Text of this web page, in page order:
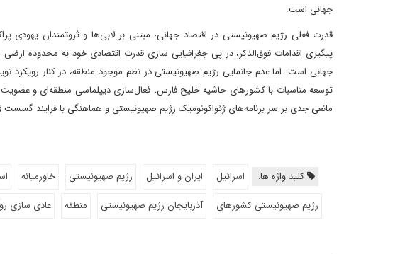
جهانی است.
قدرت فعلی رژیم صهیونیستی در اقتصاد جهانی، مبتنی بر لابی‌ها و ثروتمندان یهودی
پیگیری اقدامات فوق‌الذکر، در پی جغرافیایی سازی قدرت اقتصادی خود به محدوده ارضی
جهانی است. اما عدم جانمایی رژیم صهیونیستی در نظم موجود منطقه، در کنار رویکرد
توسعه مناسبات با کشورهای حاشیه خلیج فارس، فعال‌سازی دیپلماسی منطقه‌ای و عضویت
مانعی جدی بر سر برنامه‌های ژئواکونومیک رژیم صهیونیستی و هماهنگی با فرایند
کلید واژه ها: اسرائیل ایران و اسرائیل رژیم صهیونیستی خاورمیانه
رژیم صهیونیستی کشورهای
آذربایجان رژیم صهیونیستی منطقه عادی سازی